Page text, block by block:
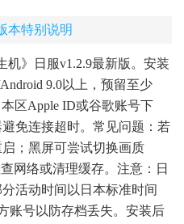
本特别说明
机》日服v1.2.9最新版。安装
9.0以上，预留至少
区Apple ID或谷歌账号下
免连接超时。常见问题：若
；黑屏可尝试切换画质
网络或清理缓存。注意：日
活动时间以日本标准时间
账号以防存档丢失。安装后